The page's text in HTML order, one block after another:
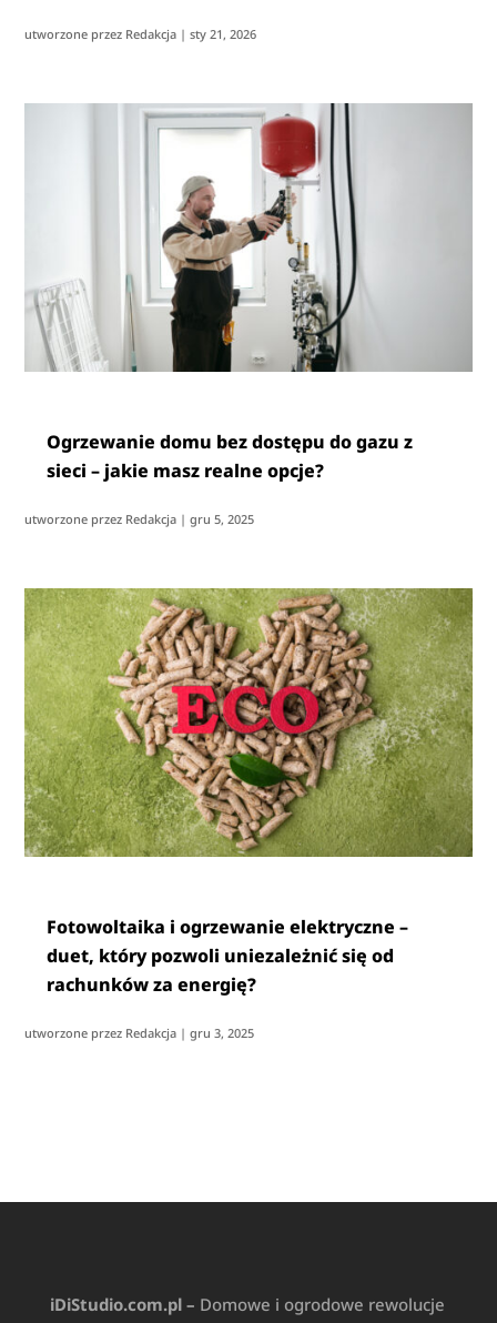
utworzone przez Redakcja |sty 21, 2026
Ogrzewanie domu bez dostępu do gazu z
sieci – jakie masz realne opcje?
utworzone przez Redakcja |gru 5, 2025
Fotowoltaika i ogrzewanie elektryczne –
duet, który pozwoli uniezależnić się od
rachunków za energię?
utworzone przez Redakcja |gru 3, 2025
iDiStudio.com.pl – Domowe i ogrodowe rewolucje